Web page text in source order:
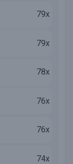
79x
79x
78x
76x
76x
74x